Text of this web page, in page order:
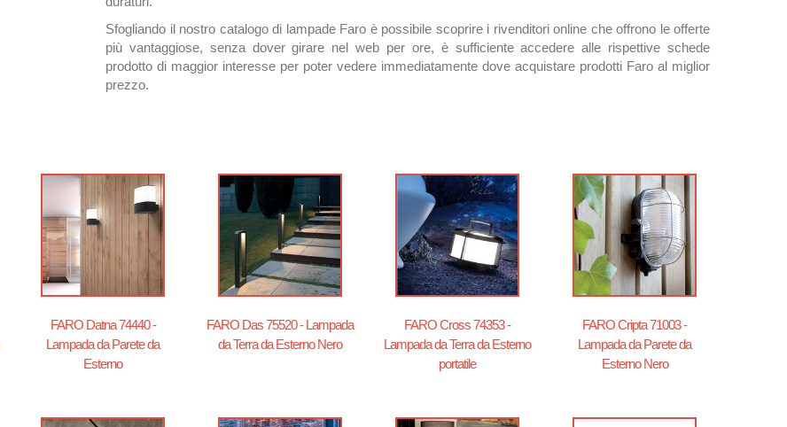
Sfogliando il nostro catalogo di lampade Faro è possibile scoprire i rivenditori online che offrono le offerte
più vantaggiose, senza dover girare nel web per ore, è sufficiente accedere alle rispettive schede
prodotto di maggior interesse per poter vedere immediatamente dove acquistare prodotti Faro al miglior
prezzo.
FARO Datna 74440 -
Lampada da Parete da
Esterno
FARO Das 75520 - Lampada
da Terra da Esterno Nero
FARO Cross 74353 -
Lampada da Terra da Esterno
portatile
FARO Cripta 71003 -
Lampada da Parete da
Esterno Nero